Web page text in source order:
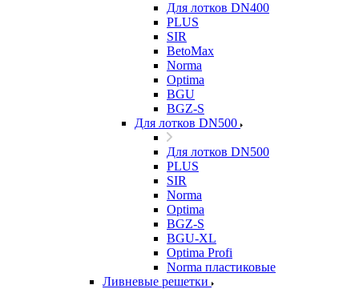
Для лотков DN400
PLUS
SIR
BetoMax
Norma
Optima
BGU
BGZ-S
Для лотков DN500
Для лотков DN500
PLUS
SIR
Norma
Optima
BGZ-S
BGU-XL
Optima Profi
Norma пластиковые
Ливневые решетки